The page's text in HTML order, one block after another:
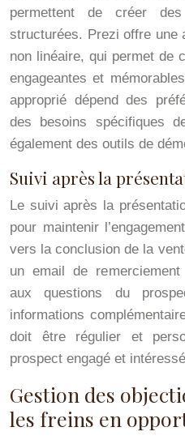
permettent de créer
structurées. Prezi offre une
non linéaire, qui permet de
engageantes et
approprié dépend des
des besoins spécifiques
également des outils de
Suivi après la
Le suivi après la
pour maintenir
vers la conclusion de la
un email de
aux questions du
informations
doit être régulier et
prospect engagé et
Gestion des
les freins en